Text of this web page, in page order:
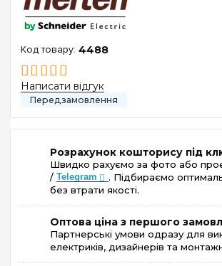
4488
Написати відгук
Розрахунок кошторису під
Швидко рахуємо за фото або
/ Telegram
. Підбираємо
без втрати якості.
Оптова ціна з першого
Партнерські умови одразу для
електриків, дизайнерів та